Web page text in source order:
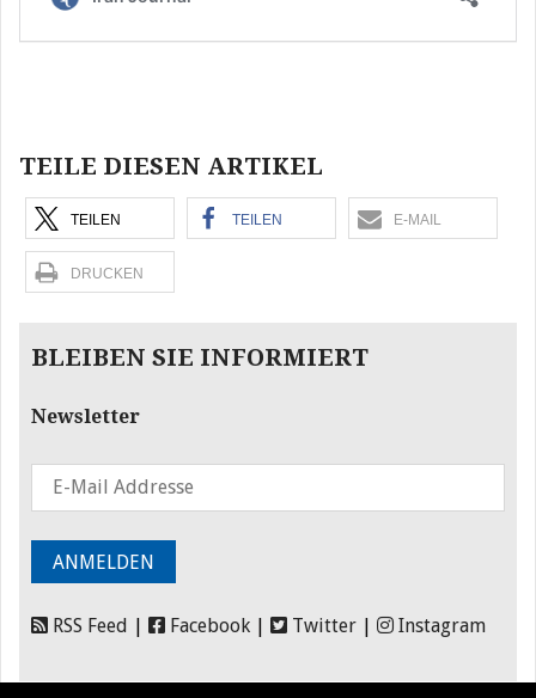
TEILE DIESEN ARTIKEL
TEILEN TEILEN E-MAIL
DRUCKEN
BLEIBEN SIE INFORMIERT
Newsletter
RSS Feed | Facebook | Twitter | Instagram